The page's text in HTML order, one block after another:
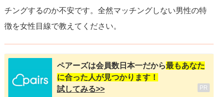
チングするのか不安です。全然マッチングしない男性の特
徴を女性目線で教えてください。
ペアーズは会員数日本一だから最もあなた
に合った人が見つかります！
試してみる>>
PR